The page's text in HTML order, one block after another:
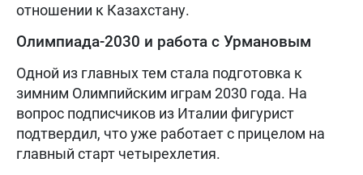
отношении к Казахстану.
Олимпиада-2030 и работа с Урмановым
Одной из главных тем стала подготовка к
зимним Олимпийским играм 2030 года. На
вопрос подписчиков из Италии фигурист
подтвердил, что уже работает с прицелом на
главный старт четырехлетия.